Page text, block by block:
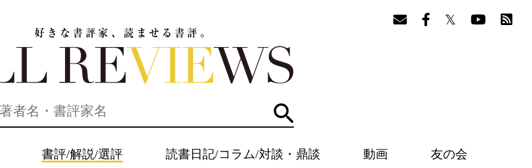
検索
書評/解説/選評 読書日記/コラム/対談・鼎談 動画 友の会